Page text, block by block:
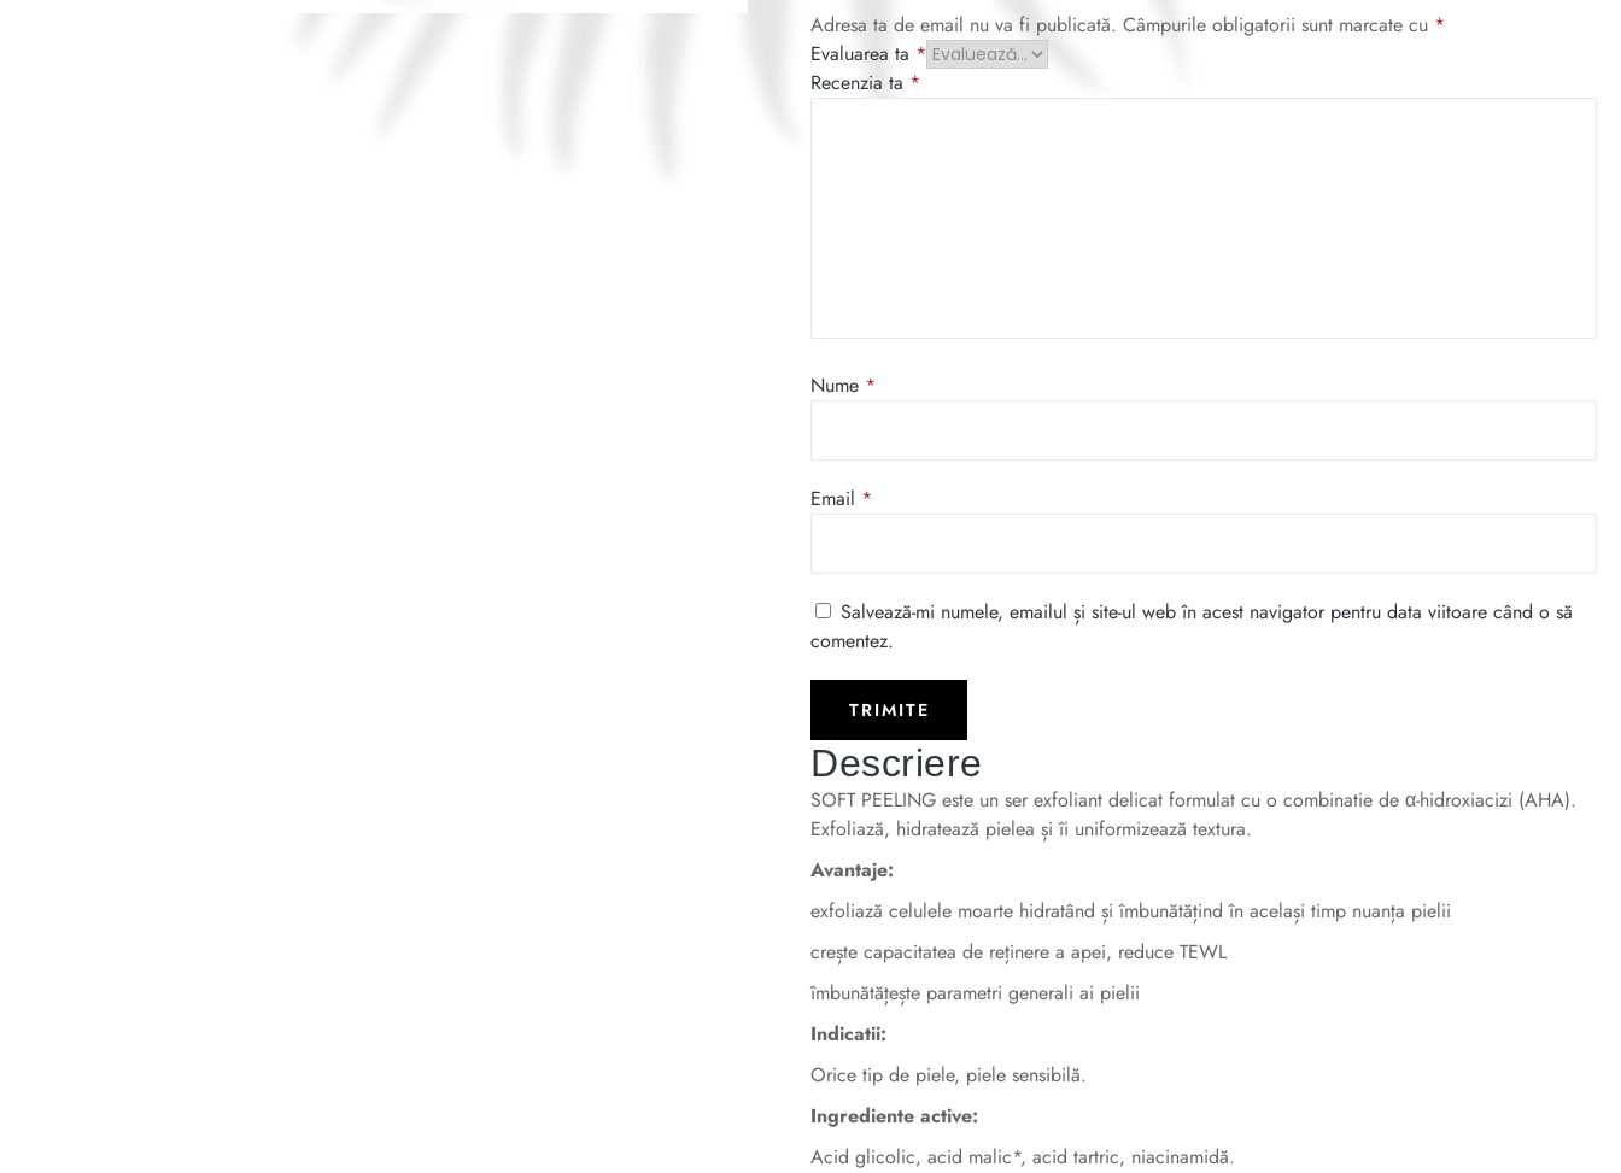
Adresa ta de email nu va fi publicată. Câmpurile obligatorii sunt marcate cu *
Evaluarea ta *
Recenzia ta *
Nume *
Email *
Salvează-mi numele, emailul și site-ul web în acest navigator pentru data viitoare când o să
comentez.
Descriere
SOFT PEELING este un ser exfoliant delicat formulat cu o combinatie de α-hidroxiacizi (AHA).
Exfoliază, hidratează pielea și îi uniformizează textura.
Avantaje:
exfoliază celulele moarte hidratând și îmbunătățind în același timp nuanța pielii
crește capacitatea de reținere a apei, reduce TEWL
îmbunătățește parametri generali ai pielii
Indicatii:
Orice tip de piele, piele sensibilă.
Ingrediente active:
Acid glicolic, acid malic*, acid tartric, niacinamidă.